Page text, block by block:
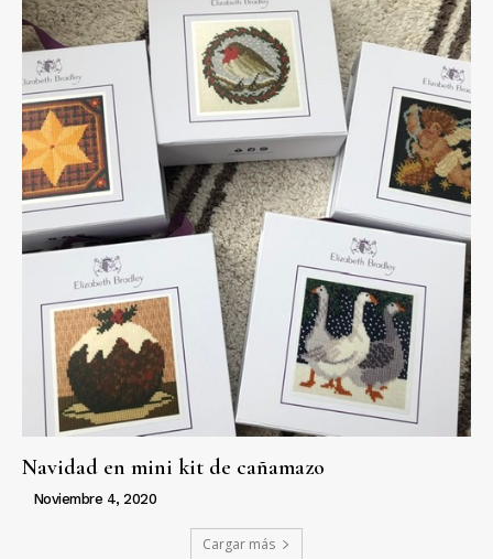
Navidad en mini kit de cañamazo
Noviembre 4, 2020
Cargar más